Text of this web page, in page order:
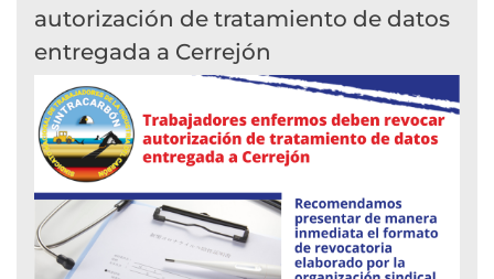
autorización de tratamiento de datos
entregada a Cerrejón